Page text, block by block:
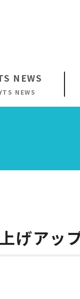
NEWS
NEWS
げアッ